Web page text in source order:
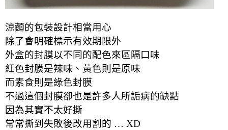
涼麵的包裝設計相當用心
除了會明確標示有效期限外
外盒的封膜以不同的配色來區隔口味
紅色封膜是辣味、黃色則是原味
而素食則是綠色封膜
不過這個封膜卻也是許多人所詬病的缺點
因為其實不太好撕
常常撕到失敗後改用割的 … XD